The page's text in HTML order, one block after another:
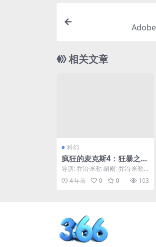
相关文章
科幻
疯狂的麦克斯4：狂暴之路
Mad Max: Fury Road (2
015)
导演: 乔治·米勒 编剧: 乔治·米勒 /
布伦丹·麦卡锡 / 尼克·拉图里 主...
4 年前 0 0 103